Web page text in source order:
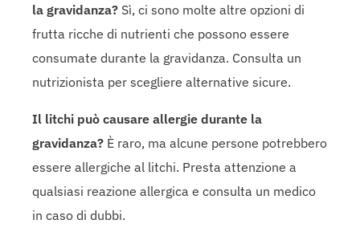
la gravidanza? Sì, ci sono molte altre opzioni di
frutta ricche di nutrienti che possono essere
consumate durante la gravidanza. Consulta un
nutrizionista per scegliere alternative sicure.
Il litchi può causare allergie durante la
gravidanza? È raro, ma alcune persone potrebbero
essere allergiche al litchi. Presta attenzione a
qualsiasi reazione allergica e consulta un medico
in caso di dubbi.